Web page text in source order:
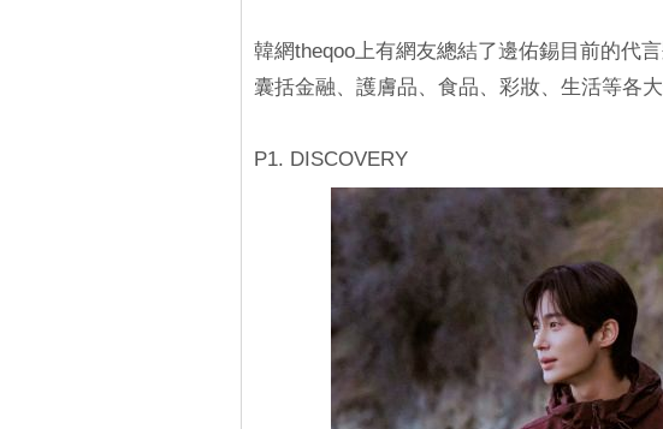
韓網theqoo上有網友總結了邊佑錫目前的代
囊括金融、護膚品、食品、彩妝、生活等各大
P1. DISCOVERY